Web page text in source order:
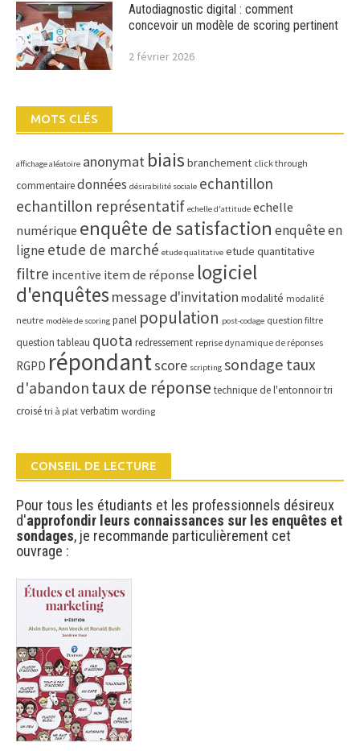
Autodiagnostic digital : comment
concevoir un modèle de scoring pertinent
2 février 2026
MOTS CLÉS
affichage aléatoire anonymat biais branchement click through
commentairedonnées désirabilité sociale echantillon
echantillon représentatif echelle d'attitude echelle
numérique enquête de satisfaction enquête en
ligneetude de marché etude qualitative etude quantitative
filtre incentive item de réponse logiciel
d'enquêtes message d'invitation modalité modalité
neutre modèle de scoring panel population post-codage question filtre
question tableau quota redressement reprise dynamique de réponses
RGPD répondantscore scripting sondage taux
d'abandon taux de réponse technique de l'entonnoirtri
croisé tri à plat verbatim wording
CONSEIL DE LECTURE
Pour tous les étudiants et les professionnels désireux
d'approfondir leurs connaissances sur les enquêtes et
sondages, je recommande particulièrement cet
ouvrage :